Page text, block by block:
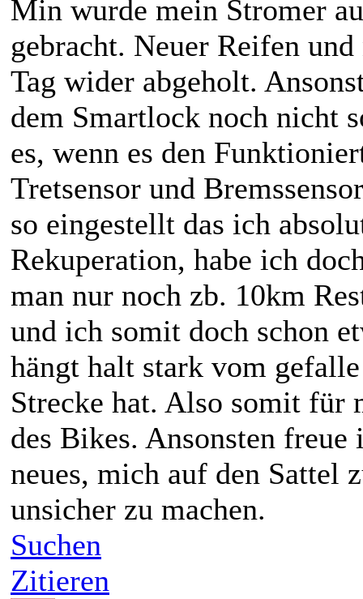
Min wurde mein Stromer
gebracht. Neuer Reifen
Tag wider abgeholt.
dem Smartlock noch nicht
es, wenn es den
Tretsensor und
so eingestellt das ich
Rekuperation, habe ich
man nur noch zb. 10km
und ich somit doch schon
hängt halt stark vom
Strecke hat. Also somit für
des Bikes. Ansonsten
neues, mich auf den Sattel
unsicher zu machen.
Suchen
Zitieren